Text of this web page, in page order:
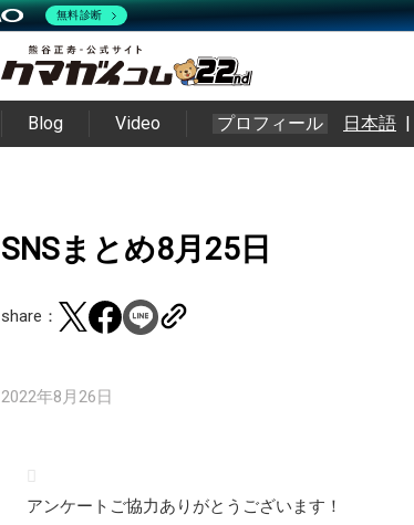
Blog Video プロフィール 日本語 |
SNSまとめ8月25日
share：
2022年8月26日
アンケートご協力ありがとうございます！
無料診断